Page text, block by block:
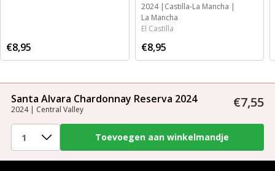
€8,95
2024
Castilla-La Mancha
La Mancha
El Castilla
€8,95
Santa Alvara Chardonnay Reserva 2024
2024 | Central Valley €7,55